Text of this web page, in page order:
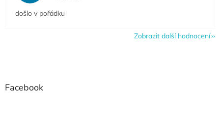
došlo v pořádku
Zobrazit další hodnocení
Facebook